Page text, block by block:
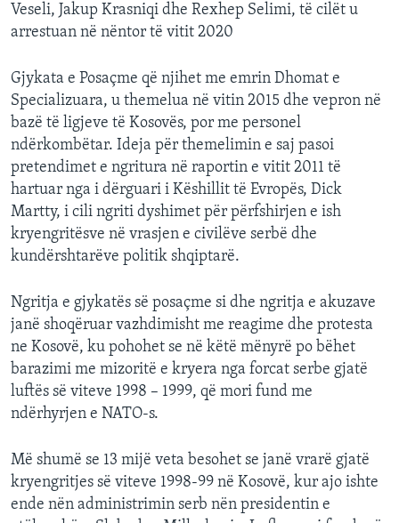
Veseli, Jakup Krasniqi dhe Rexhep Selimi, të cilët u
arrestuan në nëntor të vitit 2020
Gjykata e Posaçme që njihet me emrin Dhomat e
Specializuara, u themelua në vitin 2015 dhe vepron në
bazë të ligjeve të Kosovës, por me personel
ndërkombëtar. Ideja për themelimin e saj pasoi
pretendimet e ngritura në raportin e vitit 2011 të
hartuar nga i dërguari i Këshillit të Evropës, Dick
Martty, i cili ngriti dyshimet për përfshirjen e ish
kryengritësve në vrasjen e civilëve serbë dhe
kundërshtarëve politik shqiptarë.
Ngritja e gjykatës së posaçme si dhe ngritja e akuzave
janë shoqëruar vazhdimisht me reagime dhe protesta
ne Kosovë, ku pohohet se në këtë mënyrë po bëhet
barazimi me mizoritë e kryera nga forcat serbe gjatë
luftës së viteve 1998 – 1999, që mori fund me
ndërhyrjen e NATO-s.
Më shumë se 13 mijë veta besohet se janë vrarë gjatë
kryengritjes së viteve 1998-99 në Kosovë, kur ajo ishte
ende nën administrimin serb nën presidentin e